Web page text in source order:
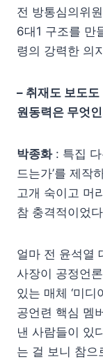
전 방통심의위
6대1 구조를 만
령의 강력한 의
– 취재도 보도
원동력은 무엇
박종화: 특집 다
드는가’를 제작
고개 숙이고 머
참 충격적이었
얼마 전 윤석열
사장이 공정언
있는 매체 ‘미디
공언련 핵심 멤
낸 사람들이 있
는 걸 보니 참으